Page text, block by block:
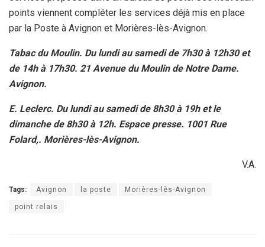
points viennent compléter les services déjà mis en place
par la Poste à Avignon et Morières-lès-Avignon.
Tabac du Moulin. Du lundi au samedi de 7h30 à 12h30 et
de 14h à 17h30. 21 Avenue du Moulin de Notre Dame.
Avignon.
E. Leclerc. Du lundi au samedi de 8h30 à 19h et le
dimanche de 8h30 à 12h. Espace presse. 1001 Rue
Folard,. Morières-lès-Avignon.
V.A.
Tags: Avignon la poste Morières-lès-Avignon
point relais